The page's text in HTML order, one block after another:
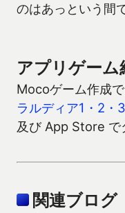
のはあっという間
アプリゲーム
Mocoゲーム作成
ラルディア1・2・3
及び App Store で
関連ブログ